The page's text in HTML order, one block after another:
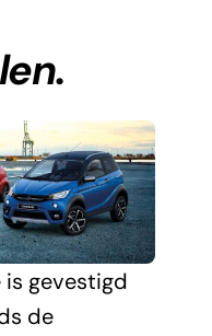
gevestigd
de